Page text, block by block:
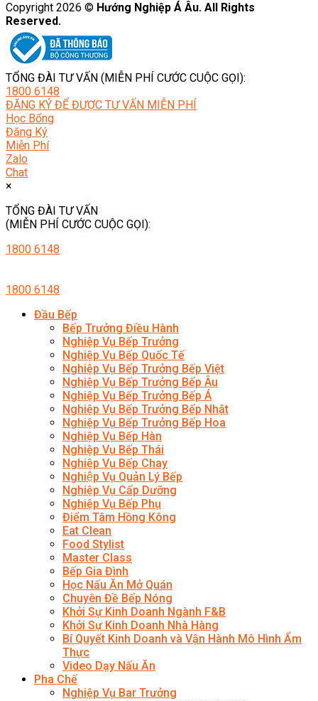
Copyright 2026 © Hướng Nghiệp Á Âu. All Rights
Reserved.
TỔNG ĐÀI TƯ VẤN (MIỄN PHÍ CƯỚC CUỘC GỌI):
1800 6148
ĐĂNG KÝ ĐỂ ĐƯỢC TƯ VẤN MIỄN PHÍ
Học Bổng
Đăng Ký
Miễn Phí
Zalo
Chat
×
TỔNG ĐÀI TƯ VẤN
(MIỄN PHÍ CƯỚC CUỘC GỌI):
1800 6148
1800 6148
Đầu Bếp
Bếp Trưởng Điều Hành
Nghiệp Vụ Bếp Trưởng
Nghiệp Vụ Bếp Quốc Tế
Nghiệp Vụ Bếp Trưởng Bếp Việt
Nghiệp Vụ Bếp Trưởng Bếp Âu
Nghiệp Vụ Bếp Trưởng Bếp Á
Nghiệp Vụ Bếp Trưởng Bếp Nhật
Nghiệp Vụ Bếp Trưởng Bếp Hoa
Nghiệp Vụ Bếp Hàn
Nghiệp Vụ Bếp Thái
Nghiệp Vụ Bếp Chay
Nghiệp Vụ Quản Lý Bếp
Nghiệp Vụ Cấp Dưỡng
Nghiệp Vụ Bếp Phụ
Điểm Tâm Hồng Kông
Eat Clean
Food Stylist
Master Class
Bếp Gia Đình
Học Nấu Ăn Mở Quán
Chuyên Đề Bếp Nóng
Khởi Sự Kinh Doanh Ngành F&B
Khởi Sự Kinh Doanh Nhà Hàng
Bí Quyết Kinh Doanh và Vận Hành Mô Hình Ẩm
Thực
Video Dạy Nấu Ăn
Pha Chế
Nghiệp Vụ Bar Trưởng